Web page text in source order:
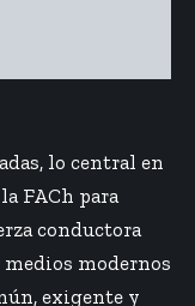
lo central en
FACh para
conductora
modernos
exigente y